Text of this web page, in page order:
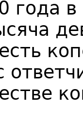
года